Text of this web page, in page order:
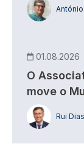
01.08.2026
O
move o
Rui Dias